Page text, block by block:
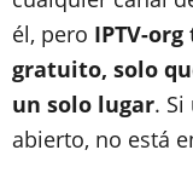
él, pero IPTV-
gratuito, solo
un solo lugar.
abierto, no está